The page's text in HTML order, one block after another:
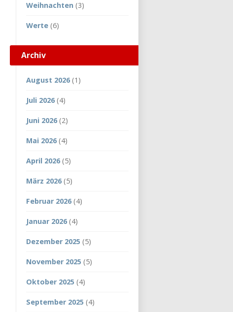
Weihnachten (3)
Werte (6)
Archiv
August 2026(1)
Juli 2026(4)
Juni 2026(2)
Mai 2026(4)
April 2026(5)
März 2026(5)
Februar 2026(4)
Januar 2026(4)
Dezember 2025 (5)
November 2025 (5)
Oktober 2025 (4)
September 2025 (4)